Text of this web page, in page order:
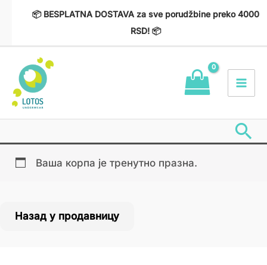
📦 BESPLATNA DOSTAVA za sve porudžbine preko 4000
RSD! 📦
Ваша корпа је тренутно празна.
Назад у продавницу